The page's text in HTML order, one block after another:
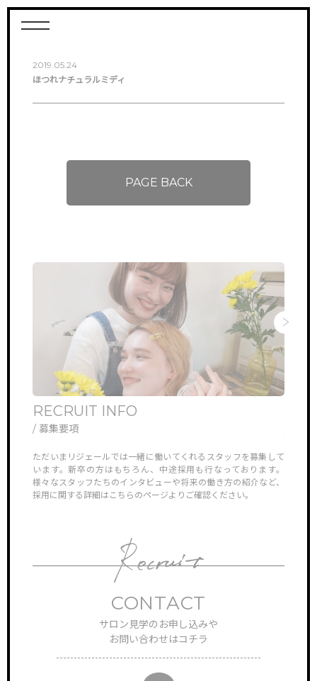
ほつれナチュラルミディ
2019.05.24
PAGE BACK
RECRUIT INFO
/ 募集要項
ただいまリジェールでは一緒に働いてくれるスタッフを募集して
います。新卒の方はもちろん、中途採用も行なっております。
様々なスタッフたちのインタビューや将来の働き方の紹介など、
採用に関する詳細はこちらのページよりご確認ください。
CONTACT
サロン見学のお申し込みや
お問い合わせはコチラ